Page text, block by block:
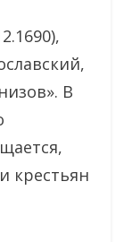
В
крестьян